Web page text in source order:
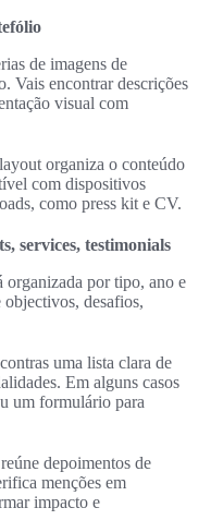
de imagens de
Vais encontrar descrições
visual com
organiza o conteúdo
com dispositivos
como press kit e CV.
services, testimonials
organizada por tipo, ano e
objectivos, desafios,
uma lista clara de
Em alguns casos
um formulário para
depoimentos de
menções em
impacto e